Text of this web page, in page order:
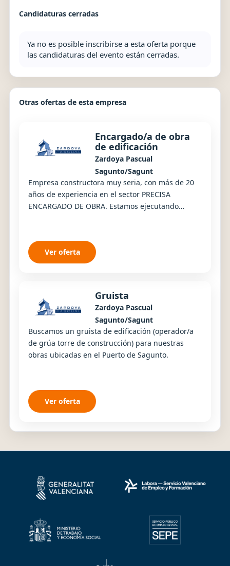
Candidaturas cerradas
Ya no es posible inscribirse a esta oferta porque
las candidaturas del evento están cerradas.
Otras ofertas de esta empresa
Encargado/a de obra
de edificación
Zardoya Pascual
Sagunto/Sagunt
Empresa constructora muy seria, con más de 20
años de experiencia en el sector PRECISA
ENCARGADO DE OBRA. Estamos ejecutando
Ver oferta
Gruista
Zardoya Pascual
Sagunto/Sagunt
Buscamos un gruista de edificación (operador/a
de grúa torre de construcción) para nuestras
obras ubicadas en el Puerto de Sagunto.
Ver oferta